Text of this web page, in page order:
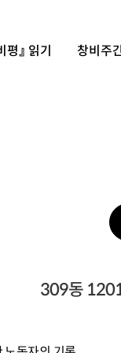
평』 읽기 창비주
309동 1201